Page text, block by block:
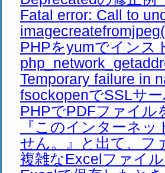
Fatal error: Call to
PHPをyumでインス
Temporary failure in
fsockopenでSSLサ
PHPでPDFファイル
『このインターネ
せん。』と出て、フ
複雑なExcelファイ